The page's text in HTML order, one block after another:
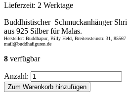
Lieferzeit: 2 Werktage
Buddhistischer Schmuckanhänger
aus 925 Silber für Malas.
Hersteller: Buddhapur, Billy Held, Breitensteinstr. 31, 85567
mail@buddhafiguren.de
8 verfügbar
Anzahl:
Zum Warenkorb hinzufügen